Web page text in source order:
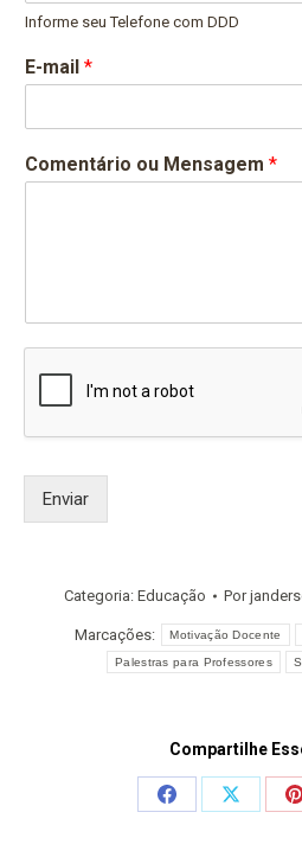
Informe seu Telefone com DDD
E-mail *
Comentário ou Mensagem *
Enviar
Categoria: Educação Por
Marcações: Motivação Docente
Palestras para Professores
Compartilhe
Share
Share